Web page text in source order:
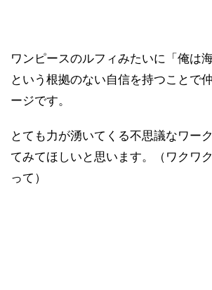
ワンピースのルフィみたいに「俺は
という根拠のない自信を持つことで
ージです。
とても力が湧いてくる不思議なワー
てみてほしいと思います。（ワクワ
って）